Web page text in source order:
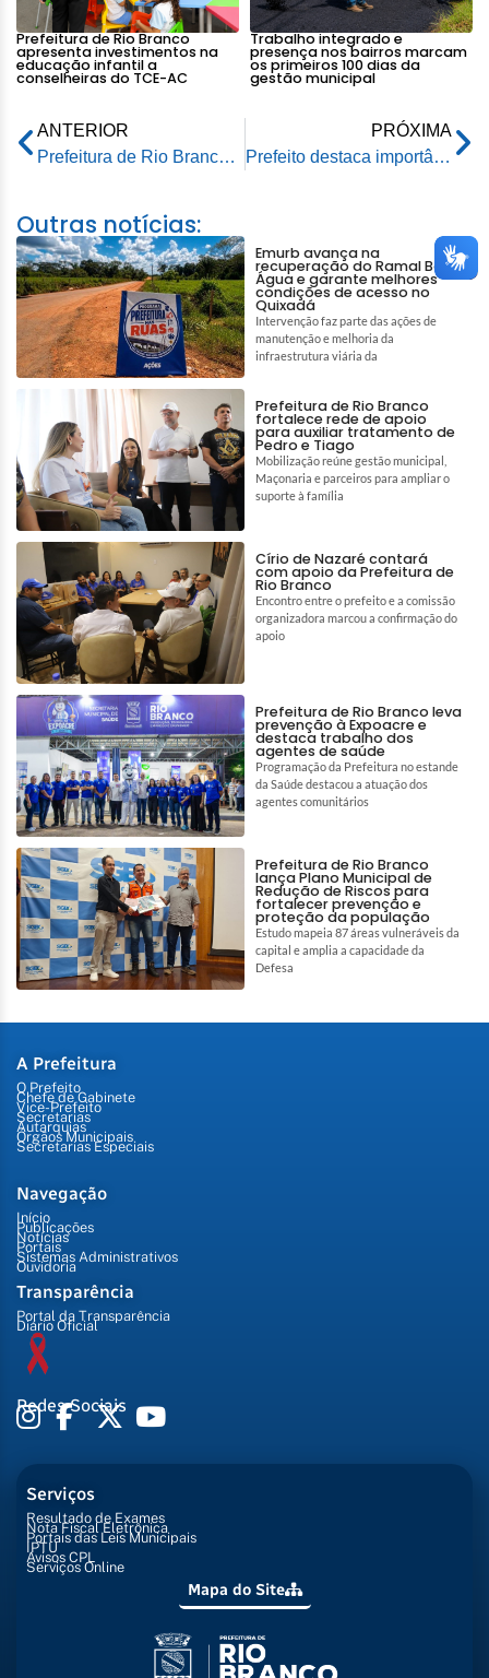
Prefeitura de Rio Branco
apresenta investimentos na
educação infantil a
conselheiras do TCE-AC
Trabalho integrado e
presença nos bairros marcam
os primeiros 100 dias da
gestão municipal
ANTERIOR
Prefeitura de Rio Branco se pronuncia sobre anúncio da venda de uma casa entregue no bairro Santo Afonso
PRÓXIMA
Prefeito destaca importância do Calha Norte em workshop sobre Gestão de Recursos Federais
Outras notícias:
Emurb avança na
recuperação do Ramal Boa
Água e garante melhores
condições de acesso no
Quixadá
Intervenção faz parte das ações de
manutenção e melhoria da
infraestrutura viária da
Prefeitura de Rio Branco
fortalece rede de apoio
para auxiliar tratamento de
Pedro e Tiago
Mobilização reúne gestão municipal,
Maçonaria e parceiros para ampliar o
suporte à família
Círio de Nazaré contará
com apoio da Prefeitura de
Rio Branco
Encontro entre o prefeito e a comissão
organizadora marcou a confirmação do
apoio
Prefeitura de Rio Branco leva
prevenção à Expoacre e
destaca trabalho dos
agentes de saúde
Programação da Prefeitura no estande
da Saúde destacou a atuação dos
agentes comunitários
Prefeitura de Rio Branco
lança Plano Municipal de
Redução de Riscos para
fortalecer prevenção e
proteção da população
Estudo mapeia 87 áreas vulneráveis da
capital e amplia a capacidade da
Defesa
A Prefeitura
O Prefeito
Chefe de Gabinete
Vice-Prefeito
Secretarias
Autarquias
Órgãos Municipais
Secretarias Especiais
Navegação
Início
Publicações
Notícias
Portais
Sistemas Administrativos
Ouvidoria
Transparência
Portal da Transparência
Diário Oficial
Redes Sociais
Serviços
Resultado de Exames
Nota Fiscal Eletrônica
Portais das Leis Municipais
IPTU
Avisos CPL
Serviços Online
Mapa do Site